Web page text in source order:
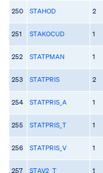
250 STAHOD 2
251 STAKOCUD 1
252 STATPMAN 1
253 STATPRIS 2
254 STATPRIS_A 1
255 STATPRIS_T 1
256 STATPRIS_V 1
257 STAV2_T 1